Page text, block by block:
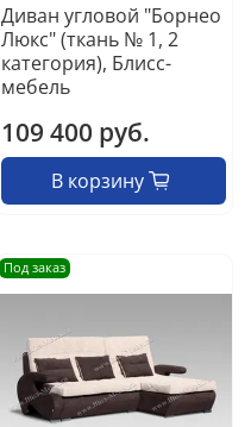
Диван угловой "Борнео
Люкс" (ткань № 1, 2
категория), Блисс-
мебель
109 400 руб.
В корзину
Под заказ